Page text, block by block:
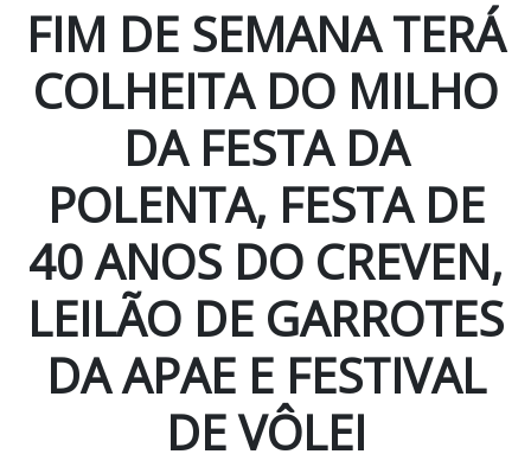
FIM DE SEMANA TERÁ
COLHEITA DO MILHO
DA FESTA DA
POLENTA, FESTA DE
40 ANOS DO CREVEN,
LEILÃO DE GARROTES
DA APAE E FESTIVAL
DE VÔLEI